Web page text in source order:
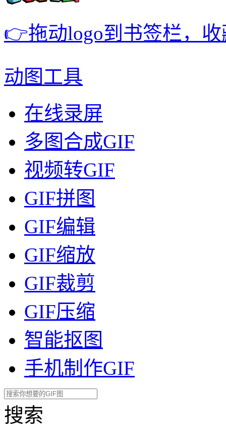
👉拖动logo到书签栏，
动图工具
在线录屏
多图合成GIF
视频转GIF
GIF拼图
GIF编辑
GIF缩放
GIF裁剪
GIF压缩
智能抠图
手机制作GIF
搜索